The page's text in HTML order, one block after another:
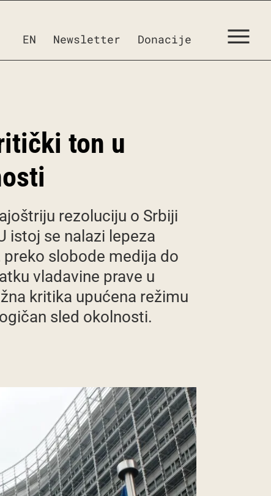
EN Newsletter Donacije
ton u
rezoluciju o Srbiji
istoj se nalazi lepeza
slobode medija do
vladavine prave u
kritika upućena režimu
sled okolnosti.